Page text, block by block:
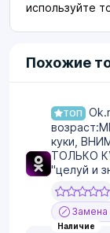
используйте
Похожие
ТОП
куки,
ТОЛЬКО
"целуй и
Замена
Наличие